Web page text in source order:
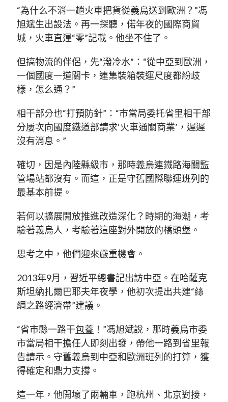
“為什么不消一趟火車把貨從義烏送到歐洲？”馮
旭斌生出設法。再一探聽，偌年夜的國際商貿
城，火車直運“零”記載。他坐不住了。
但搞物流的伴侶，先“潑冷水”：“從中亞到歐洲，
一個國度一道關卡，連集裝箱裝運尺度都紛歧
樣，怎么通？”
相干部分也“打預防針”：“市當局委托省里相干部
分屢次向國度鐵道部請求‘火車通關商業’，遲遲
沒有消息。”
確切，因是內陸縣級市，那時義烏連鐵路海關監
管場站都沒有。而這，正是守舊國際聯運班列的
最基本前提。
若何以擴展開放推進改造深化？時期的海潮，考
驗著義烏人，考驗著這座對外開放的橋頭堡。
思考之中，他們迎來嚴重機會。
2013年9月，習近平總書記出訪中亞。在哈薩克
斯坦納扎爾巴耶夫年夜學，他初次提出共建“絲
綢之路經濟帶”建議。
“省市縣一路干包養 ！”馮旭斌說，那時義烏市委
市當局相干擔任人即刻出發，帶他一路到省里報
告請示。守舊義烏到中亞和歐洲班列的打算，獲
得確定和鼎力支撐。
這一年，他開壞了兩輛車，跑杭州、北京對接，